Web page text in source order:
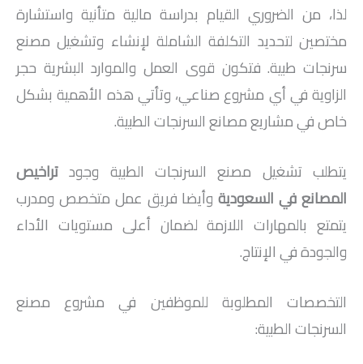
لذا، من الضروري القيام بدراسة مالية متأنية واستشارة
مختصين لتحديد التكلفة الشاملة لإنشاء وتشغيل مصنع
سرنجات طبية. فتكون قوى العمل والموارد البشرية حجر
الزاوية في أي مشروع صناعي، وتأتي هذه الأهمية بشكل
خاص في مشاريع مصانع السرنجات الطبية.
يتطلب تشغيل مصنع السرنجات الطبية وجود تراخيص
المصانع في السعوديةوأيضا فريق عمل متخصص ومدرب
يتمتع بالمهارات اللازمة لضمان أعلى مستويات الأداء
والجودة في الإنتاج.
التخصصات المطلوبة للموظفين في مشروع مصنع
السرنجات الطبية: